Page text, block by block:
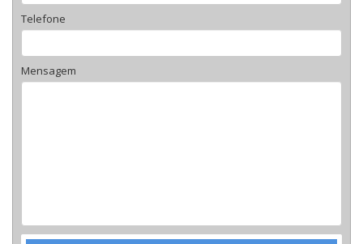
Telefone
Mensagem